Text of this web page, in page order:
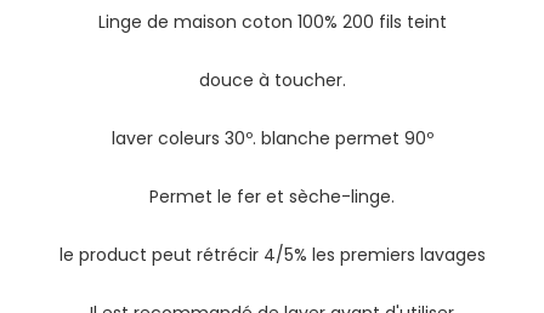
Linge de maison coton 100% 200 fils teint
douce à toucher.
laver coleurs 30º. blanche permet 90º
Permet le fer et sèche-linge.
le product peut rétrécir 4/5% les premiers lavages